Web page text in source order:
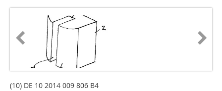
(10) DE 10 2014 009 806 B4